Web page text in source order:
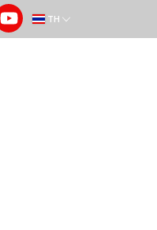
TH